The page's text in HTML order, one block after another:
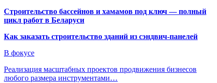
Строительство бассейнов и хамамов под ключ — полный
цикл работ в Беларуси
Как заказать строительство зданий из сэндвич-панелей
В фокусе
Реализация масштабных проектов продвижения бизнесов
любого размера инструментами…